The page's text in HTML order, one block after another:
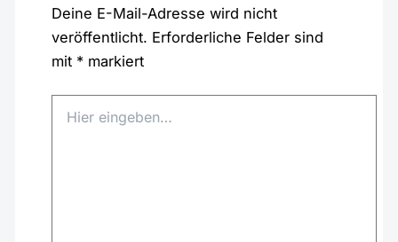
Deine E-Mail-Adresse wird nicht
veröffentlicht. Erforderliche Felder sind
mit *markiert
eingeben…